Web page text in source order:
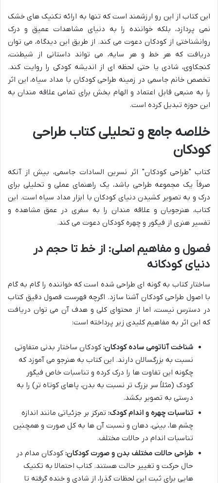
این کتاب از این رو ارزشمند است که تنها به ارائه تکنیک های خشک
نمی پردازد، بلکه خواننده را به دنیای مشاهدات عمیق و درک
روانشناختی از کودکان دعوت می کند. از طریق این دیدگاه، می توان
دریافت که هر خط و هر سایه، می تواند داستانی از شیطنت،
کنجکاوی، شادی یا حتی لحظه ای از اندیشه کودکی را روایت کند.
تخصص خانم جاسمی در زمینه طراحی کودکان با مداد سیاه، این اثر
را به منبعی قابل اعتماد و الهام بخش برای تمامی علاقه مندان به
این حوزه تبدیل کرده است.
خلاصه جامع و تحلیلی کتاب طراحی
کودکان
کتاب "طراحی کودکان" اثر نسرین السادات جاسمی، بیش از آنکه
صرفاً یک مجموعه طراحی باشد، یک راهنمای عملی و تحلیلی برای
درک و به تصویر کشیدن دنیای کودکان با ابزار مداد سیاه است. این
کتاب، هنرجویان و علاقه مندان را به سفری در عمق مشاهده و
تفسیر هنری از فیگور و چهره کودکان دعوت می کند.
فصول و مفاهیم اصلی: از خط تا حجم در
دنیای کودکانه
ساختار کتاب به گونه ای طراحی شده است که خواننده را گام به گام
با اصول طراحی کودکان آشنا سازد. اگرچه فهرست فصول دقیق کتاب
در دسترس نیست، اما از محتوای کلی و هدف آن می توان دریافت
که این اثر به مفاهیم کلیدی زیر پرداخته است:
شناخت آناتومی ساده کودکان: کودکان ساختار بدنی متفاوتی
نسبت به بزرگسالان دارند. این کتاب به هنرجو می آموزد که
چگونه این تفاوت ها را درک کرده و تناسبات خاص فیگور
کودک (مثلاً سر بزرگ تر نسبت به بدن، پاهای کوتاه تر) را به
درستی به تصویر بکشد.
تناسبات چهره و اندام کودک: تمرکز بر جزئیاتی مانند اندازه
چشم ها، بینی، دهان و نسبت آن ها به کل صورت و همچنین
تناسبات اندام در حالات مختلف.
طراحی حالات مختلف بدن و صورت کودکان: کودکان مدام در
حال حرکت و تغییر حالت هستند. کتاب احتمالا به تکنیک
هایی برای ثبت این لحظات گذرا، از شادی و خنده گرفته تا